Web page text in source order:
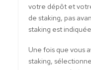
votre dépôt et
de staking, pas
staking est indiquée
Une fois que vous
staking,